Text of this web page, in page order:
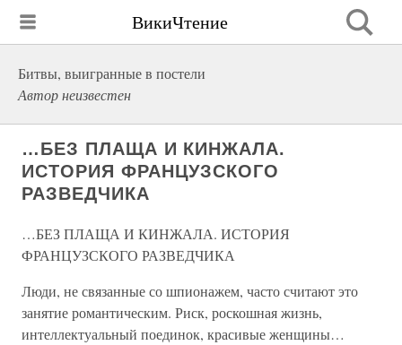
ВикиЧтение
Битвы, выигранные в постели
Автор неизвестен
…БЕЗ ПЛАЩА И КИНЖАЛА.
ИСТОРИЯ ФРАНЦУЗСКОГО
РАЗВЕДЧИКА
…БЕЗ ПЛАЩА И КИНЖАЛА. ИСТОРИЯ
ФРАНЦУЗСКОГО РАЗВЕДЧИКА
Люди, не связанные со шпионажем, часто считают это
занятие романтическим. Риск, роскошная жизнь,
интеллектуальный поединок, красивые женщины…